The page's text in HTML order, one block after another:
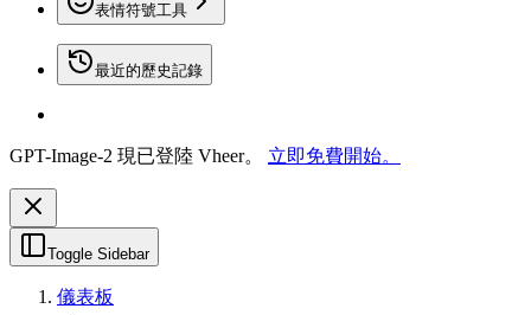
表情符號工具
最近的歷史記錄
GPT-Image-2 現已登陸 Vheer。 立即免費開始。
Toggle Sidebar
儀表板